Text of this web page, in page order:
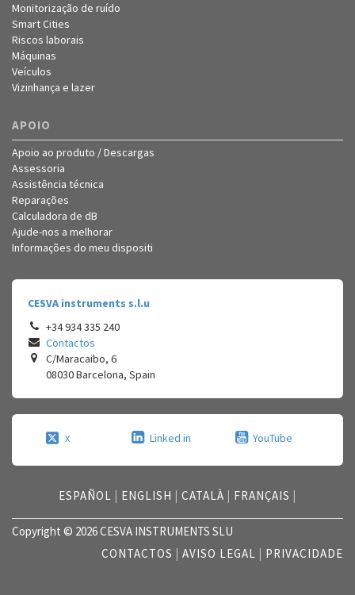
Monitorização de ruído
Smart Cities
Riscos laborais
Máquinas
Veículos
Vizinhança e lazer
APOIO
Apoio ao produto / Descargas
Assessoria
Assistência técnica
Reparações
Calculadora de dB
Ajude-nos a melhorar
Informações do meu dispositi
CESVA instruments s.l.u
+34 934 335 240
Contactos
C/Maracaibo, 6
08030Barcelona, Spain
X Linked in YouTube
ESPAÑOL | ENGLISH | CATALÀ | FRANÇAIS |
Copyright © 2026 CESVA INSTRUMENTS SLU
CONTACTOS | AVISO LEGAL | PRIVACIDADE